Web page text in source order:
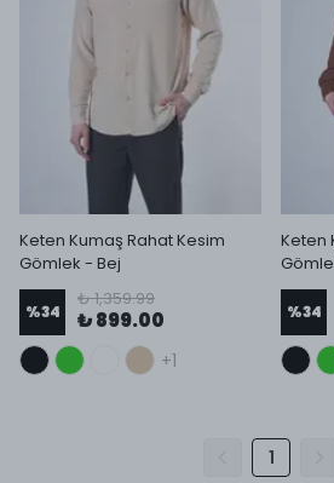
Keten Kumaş Rahat Kesim
Gömlek - Bej
%34
₺ 1,359.99
₺ 899.00
+1
Keten
%34
1